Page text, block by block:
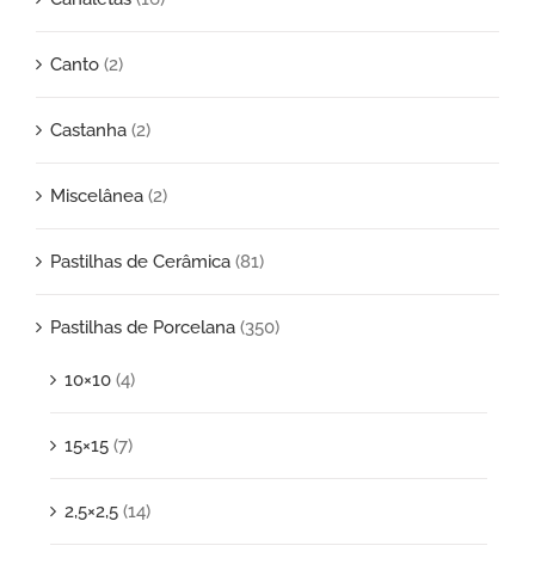
Canto (2)
Castanha (2)
Miscelânea (2)
Pastilhas de Cerâmica (81)
Pastilhas de Porcelana (350)
10×10 (4)
15×15 (7)
2,5×2,5 (14)